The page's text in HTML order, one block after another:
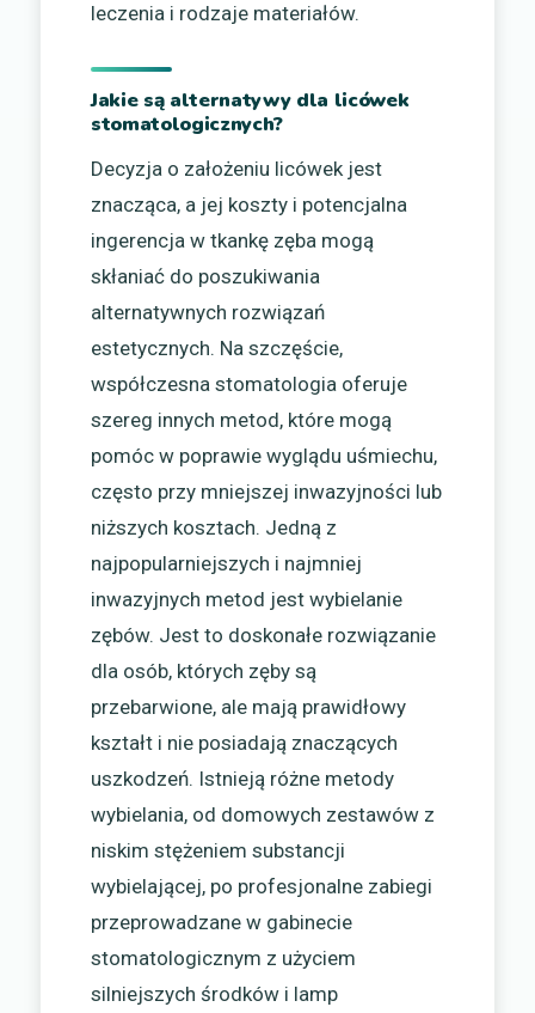
leczenia i rodzaje materiałów.
Jakie są alternatywy dla licówek
stomatologicznych?
Decyzja o założeniu licówek jest
znacząca, a jej koszty i potencjalna
ingerencja w tkankę zęba mogą
skłaniać do poszukiwania
alternatywnych rozwiązań
estetycznych. Na szczęście,
współczesna stomatologia oferuje
szereg innych metod, które mogą
pomóc w poprawie wyglądu uśmiechu,
często przy mniejszej inwazyjności lub
niższych kosztach. Jedną z
najpopularniejszych i najmniej
inwazyjnych metod jest wybielanie
zębów. Jest to doskonałe rozwiązanie
dla osób, których zęby są
przebarwione, ale mają prawidłowy
kształt i nie posiadają znaczących
uszkodzeń. Istnieją różne metody
wybielania, od domowych zestawów z
niskim stężeniem substancji
wybielającej, po profesjonalne zabiegi
przeprowadzane w gabinecie
stomatologicznym z użyciem
silniejszych środków i lamp